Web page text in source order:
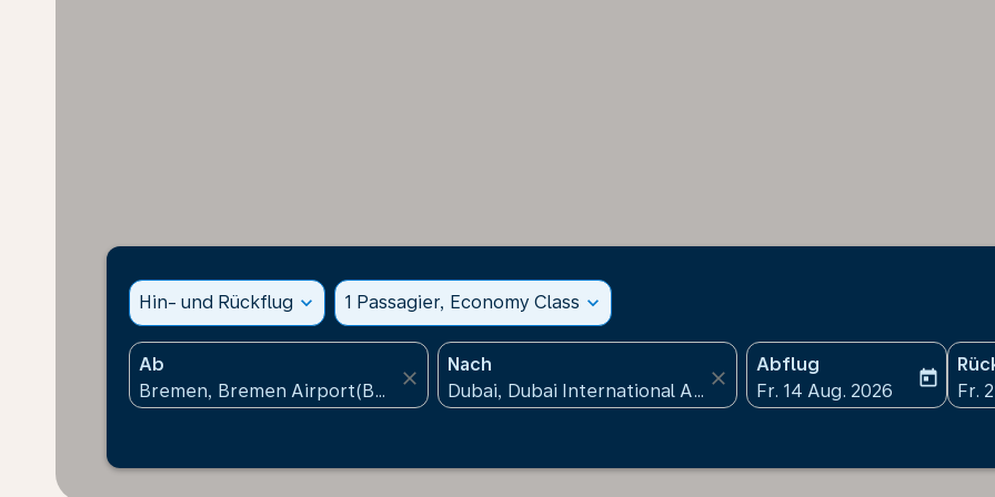
Hin- und Rückflug expand_more 1 Passagier, Economy Class expand_more
Ab
close
Nach
close
Abflug
fc-booking-departure-
Fr. 14 Aug. 2026
today
fc-
Fr.